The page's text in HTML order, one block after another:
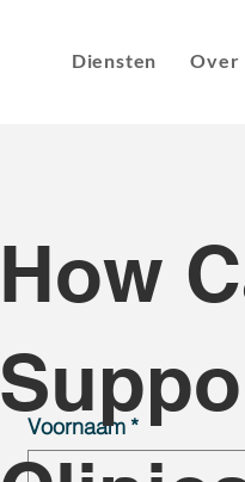
Diensten Over
Voornaam*
How